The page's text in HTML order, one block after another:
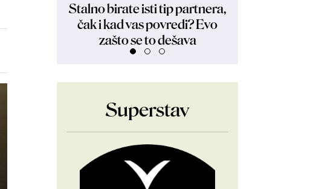
Stalno birate isti tip partnera,
čak i kad vas povredi? Evo
zašto se to dešava
Superstav